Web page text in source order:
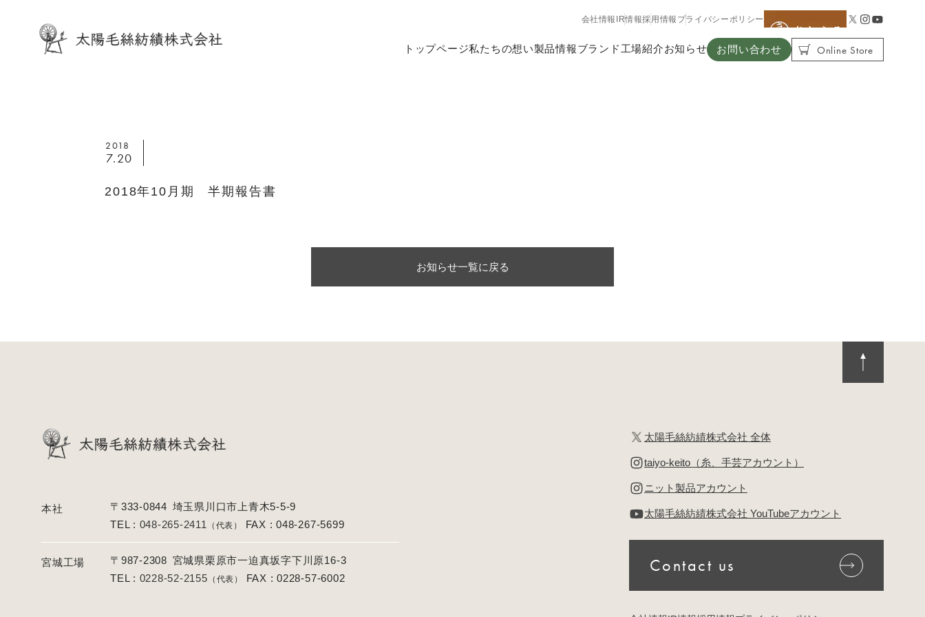
トップページ私たちの想い製品情報ブランド 工場紹介お知らせ お問い合わせ Online Store
会社情報 IR情報採用情報 プライバシーポリシー
2018
7.20
2018年10月期 半期報告書
お知らせ一覧に戻る
本社 〒333-0844 埼玉県川口市上青木5-5-9
TEL : 048-265-2411 （代表） FAX : 048-267-5699
宮城工場 〒987-2308 宮城県栗原市一迫真坂字下川原16-3
TEL : 0228-52-2155 （代表） FAX : 0228-57-6002
太陽毛絲紡績株式会社 全体
taiyo-keito（糸、手芸アカウント）
ニット製品アカウント
太陽毛絲紡績株式会社 YouTubeアカウント
Contact us